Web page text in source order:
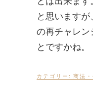
と思います
の再チャレン
とですかね。
カテゴリー: 商法